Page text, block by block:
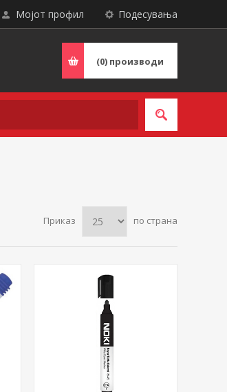
Подесувања
Мојот профил
(0) производи
Приказ по страна